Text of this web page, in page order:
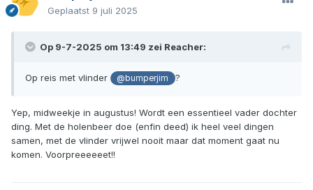
Geplaatst 9 juli 2025
Op 9-7-2025 om 13:49 zei Reacher:
Op reis met vlinder @bumperjim ?
Yep, midweekje in augustus! Wordt een essentieel vader dochter
ding. Met de holenbeer doe (enfin deed) ik heel veel dingen
samen, met de vlinder vrijwel nooit maar dat moment gaat nu
komen. Voorpreeeeeet!!